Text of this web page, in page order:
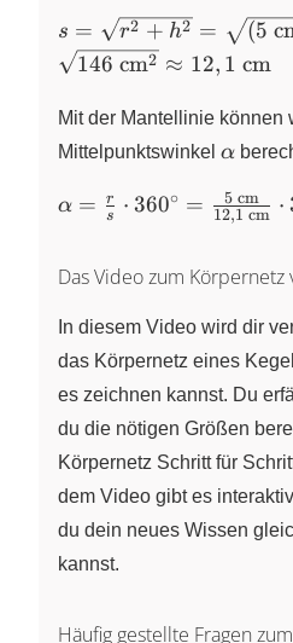
+
\approx 12,1~\text{cm}
s = r2 + h2 = (5
146 cm2 ≈ 12, 1 cm
Mit der Mantellinie können
Mittelpunktswinkel \alpha
α
\alpha = \frac{r}
{s} \cdot 360^\circ
\frac{5~\text{cm}}
{12,1~\text{cm}}
\cdot 360^\circ
\approx 149^\circ
α = s
r ⋅ 360∘ = 12,1 cm
5 cm ⋅
Das Video zum Körpernetz
In diesem Video wird dir
das Körpernetz eines
es zeichnen kannst. Du
du die nötigen Größen
Körpernetz Schritt für
dem Video gibt es
du dein neues Wissen
kannst.
Häufig gestellte Fragen